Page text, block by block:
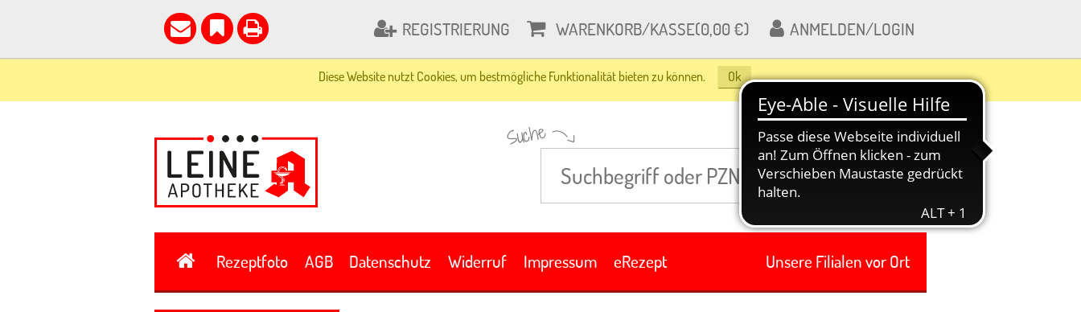
Diese Website nutzt Cookies, um bestmögliche Funktionalität bieten zu können. Ok
Suche
REGISTRIERUNG WARENKORB/KASSE(0,00 €) ANMELDEN/LOGIN
Rezeptfoto AGB Datenschutz Widerruf Impressum eRezept Unsere Filialen vor Ort